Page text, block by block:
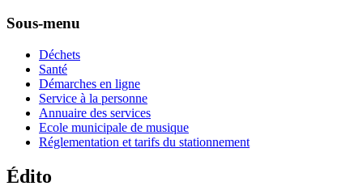
Sous-menu
Déchets
Santé
Démarches en ligne
Service à la personne
Annuaire des services
Ecole municipale de musique
Réglementation et tarifs du stationnement
Édito